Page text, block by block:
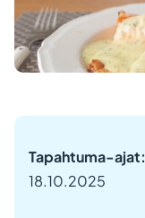
Tapahtuma-ajat:
18.10.2025